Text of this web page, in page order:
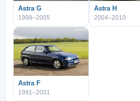
Astra G
1998–2005
Astra H
2004–2010
Astra F
1991–2001